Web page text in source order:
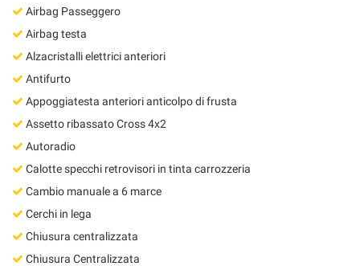
Airbag Passeggero
Airbag testa
Alzacristalli elettrici anteriori
Antifurto
Appoggiatesta anteriori anticolpo di frusta
Assetto ribassato Cross 4x2
Autoradio
Calotte specchi retrovisori in tinta carrozzeria
Cambio manuale a 6 marce
Cerchi in lega
Chiusura centralizzata
Chiusura Centralizzata